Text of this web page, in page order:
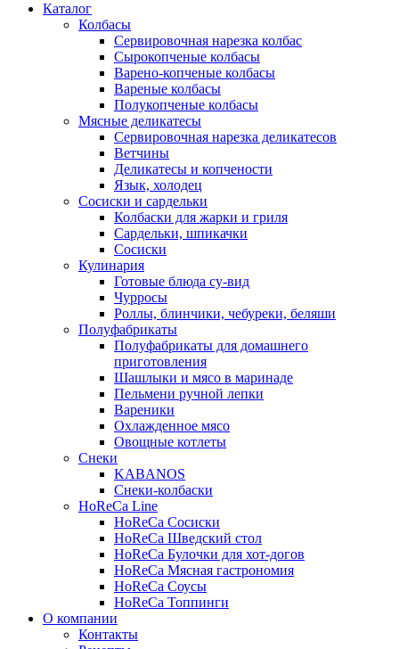
Каталог
Колбасы
Сервировочная нарезка колбас
Сырокопченые колбасы
Варено-копченые колбасы
Вареные колбасы
Полукопченые колбасы
Мясные деликатесы
Сервировочная нарезка деликатесов
Ветчины
Деликатесы и копчености
Язык, холодец
Сосиски и сардельки
Колбаски для жарки и гриля
Сардельки, шпикачки
Сосиски
Кулинария
Готовые блюда су-вид
Чурросы
Роллы, блинчики, чебуреки, беляши
Полуфабрикаты
Полуфабрикаты для домашнего
приготовления
Шашлыки и мясо в маринаде
Пельмени ручной лепки
Вареники
Охлажденное мясо
Овощные котлеты
Снеки
KABANOS
Снеки-колбаски
HoReCa Line
HoReCa Сосиски
HoReCa Шведский стол
HoReCa Булочки для хот-догов
HoReCa Мясная гастрономия
HoReCa Соусы
HoReCa Топпинги
О компании
Контакты